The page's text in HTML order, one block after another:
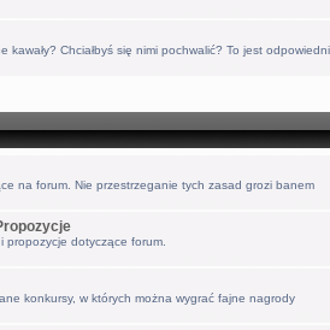
kawały? Chciałbyś się nimi pochwalić? To jest
na forum. Nie przestrzeganie tych zasad grozi banem
propozycje dotyczące forum.
konkursy, w których można wygrać fajne nagrody